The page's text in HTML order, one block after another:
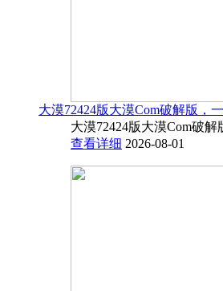
大漠72424版大漠Com破解版，
大漠72424版大漠Com破
查看详细 2026-08-01